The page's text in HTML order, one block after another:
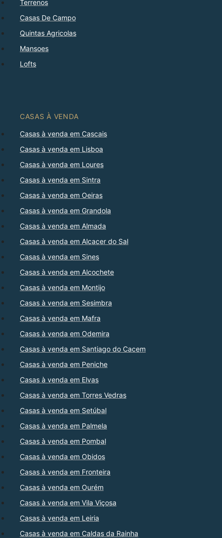
Terrenos
Casas De Campo
Quintas Agricolas
Mansoes
Lofts
CASAS À VENDA
Casas à venda em Cascais
Casas à venda em Lisboa
Casas à venda em Loures
Casas à venda em Sintra
Casas à venda em Oeiras
Casas à venda em Grandola
Casas à venda em Almada
Casas à venda em Alcacer do Sal
Casas à venda em Sines
Casas à venda em Alcochete
Casas à venda em Montijo
Casas à venda em Sesimbra
Casas à venda em Mafra
Casas à venda em Odemira
Casas à venda em Santiago do Cacem
Casas à venda em Peniche
Casas à venda em Elvas
Casas à venda em Torres Vedras
Casas à venda em Setúbal
Casas à venda em Palmela
Casas à venda em Pombal
Casas à venda em Obidos
Casas à venda em Fronteira
Casas à venda em Ourém
Casas à venda em Vila Viçosa
Casas à venda em Leiria
Casas à venda em Caldas da Rainha